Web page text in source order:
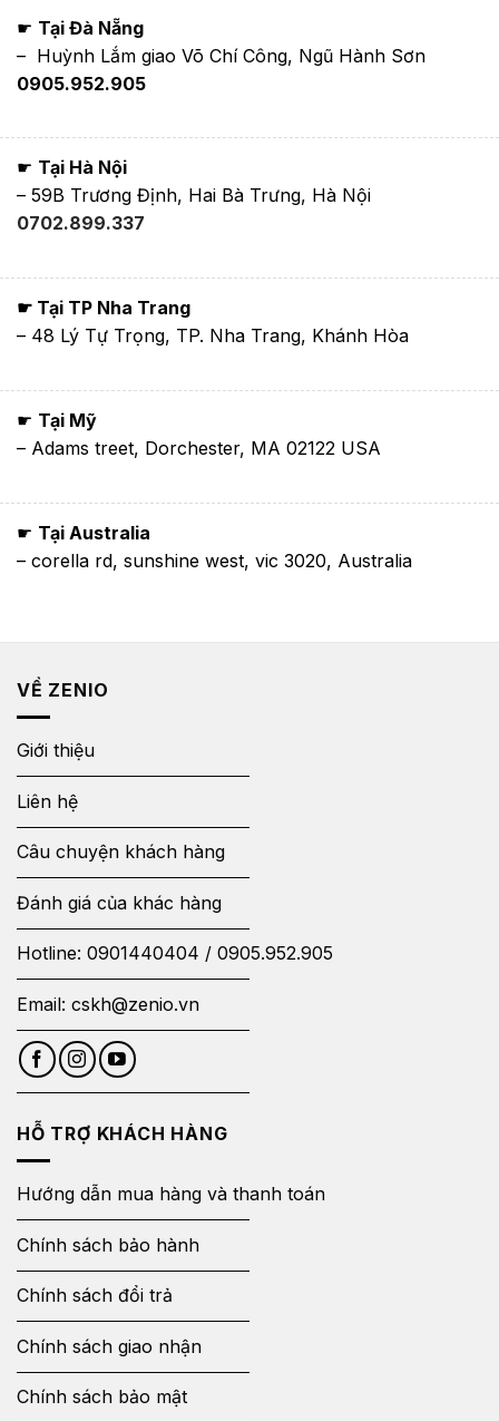
☛ Tại Đà Nẵng
– Huỳnh Lắm giao Võ Chí Công, Ngũ Hành Sơn
0905.952.905
☛ Tại Hà Nội
– 59B Trương Định, Hai Bà Trưng, Hà Nội
0702.899.337
☛ Tại TP Nha Trang
– 48 Lý Tự Trọng, TP. Nha Trang, Khánh Hòa
☛ Tại Mỹ
– Adams treet, Dorchester, MA 02122 USA
☛ Tại Australia
– corella rd, sunshine west, vic 3020, Australia
VỀ ZENIO
Giới thiệu
Liên hệ
Câu chuyện khách hàng
Đánh giá của khác hàng
Hotline: 0901440404 / 0905.952.905
Email: cskh@zenio.vn
HỖ TRỢ KHÁCH HÀNG
Hướng dẫn mua hàng và thanh toán
Chính sách bảo hành
Chính sách đổi trả
Chính sách giao nhận
Chính sách bảo mật